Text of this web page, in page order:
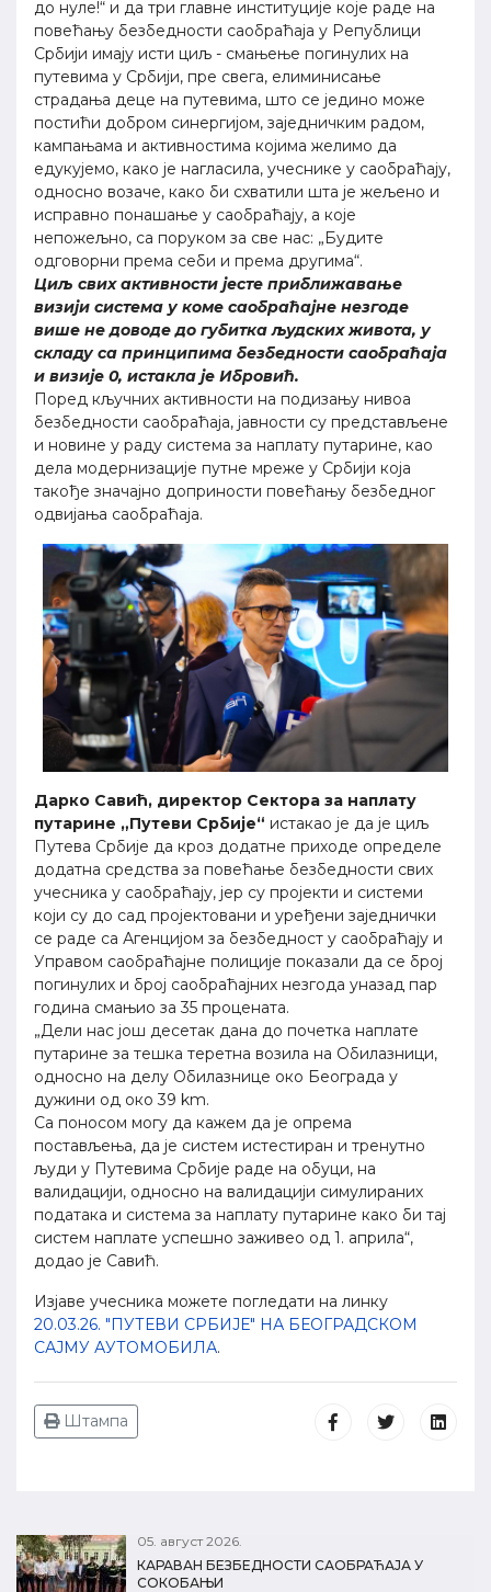
до нуле!“ и да три главне институције које раде на
повећању безбедности саобраћаја у Републици
Србији имају исти циљ - смањење погинулих на
путевима у Србији, пре свега, елиминисање
страдања деце на путевима, што се једино може
постићи добром синергијом, заједничким радом,
кампањама и активностима којима желимо да
едукујемо, како је нагласила, учеснике у саобраћају,
односно возаче, како би схватили шта је жељено и
исправно понашање у саобраћају, а које
непожељно, са поруком за све нас: „Будите
одговорни према себи и према другима“.
Циљ свих активности јесте приближавање
визији система у коме саобраћајне незгоде
више не доводе до губитка људских живота, у
складу са принципима безбедности саобраћаја
и визије 0, истакла је Ибровић.
Поред кључних активности на подизању нивоа
безбедности саобраћаја, јавности су представљене
и новине у раду система за наплату путарине, као
дела модернизације путне мреже у Србији која
такође значајно доприности повећању безбедног
одвијања саобраћаја.
Дарко Савић, директор Сектора за наплату
путарине „Путеви Србије“ истакао је да je циљ
Путева Србије да кроз додатне приходе определе
додатна средства за повећање безбедности свих
учесника у саобраћају, јер су пројекти и системи
који су до сад пројектовани и уређени заједнички
се раде са Агенцијом за безбедност у саобраћају и
Управом саобраћајне полиције показали да се број
погинулих и број саобраћајних незгода уназад пар
година смањио за 35 процената.
„Дели нас још десетак дана до почетка наплате
путарине за тешка теретна возила на Обилазници,
односно на делу Обилазнице око Београда у
дужини од око 39 km.
Са поносом могу да кажем да је опрема
постављења, да је систем истестиран и тренутно
људи у Путевима Србије раде на обуци, на
валидацији, односно на валидацији симулираних
података и система за наплату путарине како би тај
систем наплате успешно заживео од 1. априла“,
додао је Савић.
Изјаве учесника можете погледати на линку
20.03.26. "ПУТЕВИ СРБИЈЕ" НА БЕОГРАДСКОМ
САЈМУ АУТОМОБИЛА.
Штампа
05. август 2026.
КАРАВАН БЕЗБЕДНОСТИ САОБРАЋАЈА У
СОКОБАЊИ